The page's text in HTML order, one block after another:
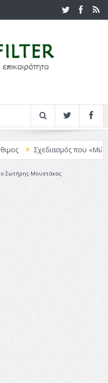
Σχεδιασμός που «Μιλάει»
Σωτήρης Μουστάκας